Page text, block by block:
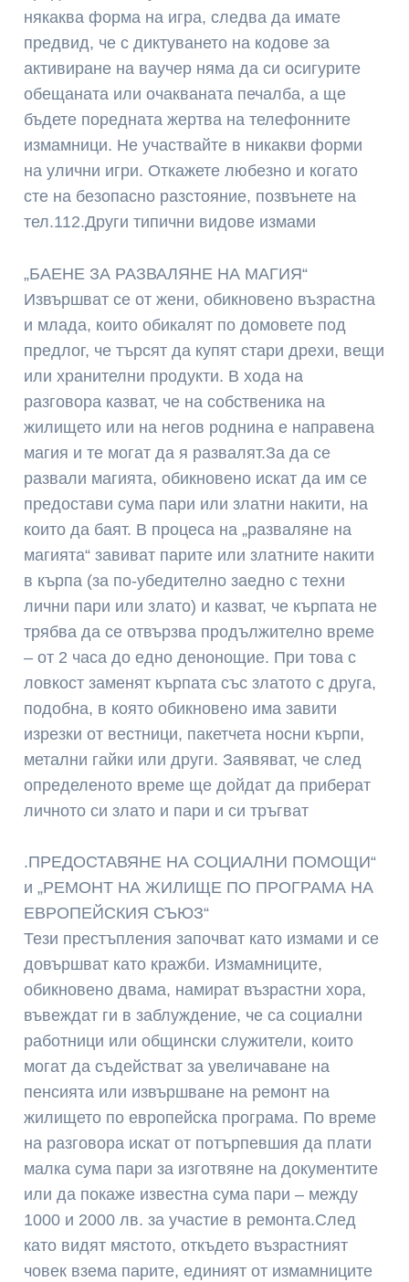
някаква форма на игра, следва да имате
предвид, че с диктуването на кодове за
активиране на ваучер няма да си осигурите
обещаната или очакваната печалба, а ще
бъдете поредната жертва на телефонните
измамници. Не участвайте в никакви форми
на улични игри. Откажете любезно и когато
сте на безопасно разстояние, позвънете на
тел.112.Други типични видове измами
„БАЕНЕ ЗА РАЗВАЛЯНЕ НА МАГИЯ“
Извършват се от жени, обикновено възрастна
и млада, които обикалят по домовете под
предлог, че търсят да купят стари дрехи, вещи
или хранителни продукти. В хода на
разговора казват, че на собственика на
жилището или на негов роднина е направена
магия и те могат да я развалят.За да се
развали магията, обикновено искат да им се
предостави сума пари или златни накити, на
които да баят. В процеса на „разваляне на
магията“ завиват парите или златните накити
в кърпа (за по-убедително заедно с техни
лични пари или злато) и казват, че кърпата не
трябва да се отвързва продължително време
– от 2 часа до едно денонощие. При това с
ловкост заменят кърпата със златото с друга,
подобна, в която обикновено има завити
изрезки от вестници, пакетчета носни кърпи,
метални гайки или други. Заявяват, че след
определеното време ще дойдат да приберат
личното си злато и пари и си тръгват
.ПРЕДОСТАВЯНЕ НА СОЦИАЛНИ ПОМОЩИ“
и „РЕМОНТ НА ЖИЛИЩЕ ПО ПРОГРАМА НА
ЕВРОПЕЙСКИЯ СЪЮЗ“
Тези престъпления започват като измами и се
довършват като кражби. Измамниците,
обикновено двама, намират възрастни хора,
въвеждат ги в заблуждение, че са социални
работници или общински служители, които
могат да съдействат за увеличаване на
пенсията или извършване на ремонт на
жилището по европейска програма. По време
на разговора искат от потърпевшия да плати
малка сума пари за изготвяне на документите
или да покаже известна сума пари – между
1000 и 2000 лв. за участие в ремонта.След
като видят мястото, откъдето възрастният
човек взема парите, единият от измамниците